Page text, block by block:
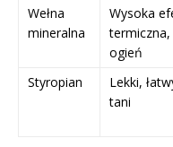
Wełna
mineralna
Wysoka
ogień
Styropian
Lekki,
tani